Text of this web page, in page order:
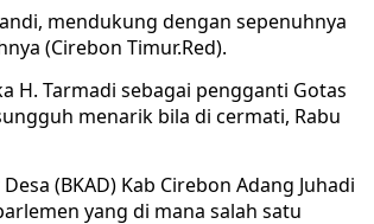
mendukung dengan sepenuhnya
(Cirebon Timur.Red).
H. Tarmadi sebagai pengganti Gotas
menarik bila di cermati, Rabu
(BKAD) Kab Cirebon Adang Juhadi
yang di mana salah satu